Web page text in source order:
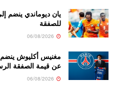
يان ديوماندي ينضم
للصفقة
مغنيس أكليوش
عن قيمة الصفقة